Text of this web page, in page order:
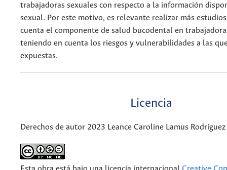
trabajadoras sexuales con respecto a la información
sexual. Por este motivo, es relevante realizar más
cuenta el componente de salud bucodental en
teniendo en cuenta los riesgos y vulnerabilidades a las
expuestas.
Licencia
Derechos de autor 2023 Leance Caroline Lamus Rodríguez